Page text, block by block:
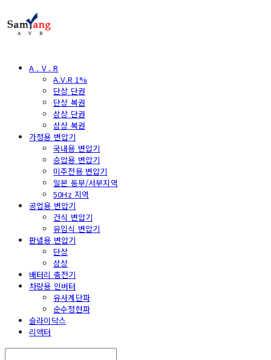
A . V . R
A.V.R 1%
단상 단권
단상 복권
삼상 단권
삼상 복권
가정용 변압기
국내용 변압기
승압용 변압기
미주전용 변압기
일본 동부/서부지역
50Hz 지역
공업용 변압기
건식 변압기
유입식 변압기
판넬용 변압기
단상
삼상
배터리 충전기
차량용 인버터
유사계단파
순수정현파
슬라이닥스
리액터